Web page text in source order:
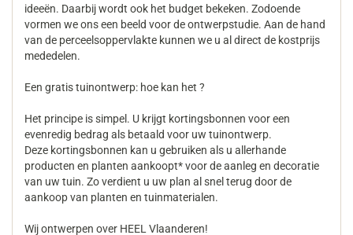
ideeën. Daarbij wordt ook het budget bekeken. Zodoende
vormen we ons een beeld voor de ontwerpstudie. Aan de hand
van de perceelsoppervlakte kunnen we u al direct de kostprijs
mededelen.
Een gratis tuinontwerp: hoe kan het ?
Het principe is simpel. U krijgt kortingsbonnen voor een
evenredig bedrag als betaald voor uw tuinontwerp.
Deze kortingsbonnen kan u gebruiken als u allerhande
producten en planten aankoopt* voor de aanleg en decoratie
van uw tuin. Zo verdient u uw plan al snel terug door de
aankoop van planten en tuinmaterialen.
Wij ontwerpen over HEEL Vlaanderen!